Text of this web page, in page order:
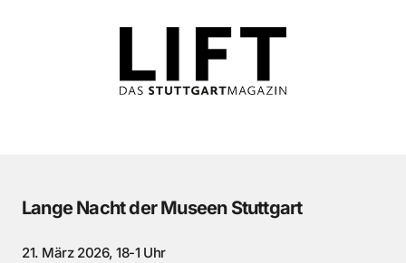
Lange Nacht der Museen Stuttgart
21. März 2026, 18-1 Uhr